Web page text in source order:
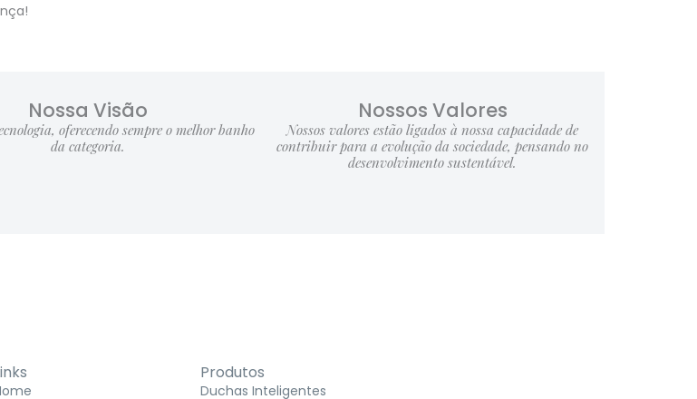
Nossa Visão
oferecendo sempre o melhor banho
da categoria.
Nossos Valores
Nossos valores estão ligados à nossa capacidade de
contribuir para a evolução da sociedade, pensando no
desenvolvimento sustentável.
Produtos
Duchas Inteligentes